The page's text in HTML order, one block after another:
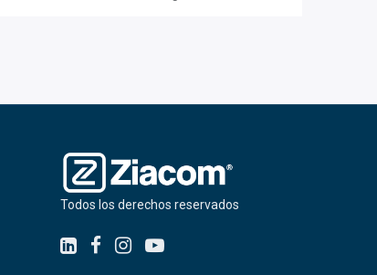
Todos los derechos reservados